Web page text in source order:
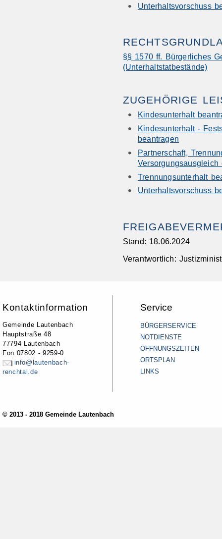
Unterhaltsvorschuss
§§ 1570 ff. Bürgerliches
(Unterhaltstatbestände)
ZUGEHÖRIGE
Kindesunterhalt
Kindesunterhalt -
beantragen
Partnerschaft,
Versorgungsausgleich
Trennungsunterhalt
Unterhaltsvorschuss
Stand: 18.06.2024
Verantwortlich:
Kontaktinformation
Gemeinde Lautenbach
Hauptstraße 48
77794 Lautenbach
Fon 07802 - 9259-0
info@lautenbach-
renchtal.de
Service
BÜRGERSERVICE
NOTDIENSTE
ÖFFNUNGSZEITEN
ORTSPLAN
LINKS
© 2013 - 2018 Gemeinde Lautenbach